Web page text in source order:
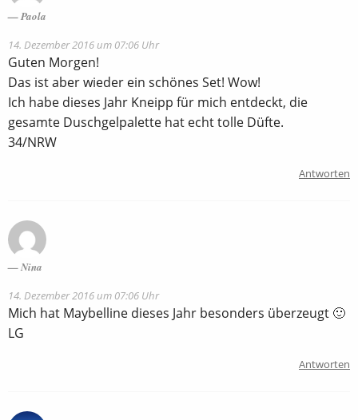
Paola
14. Dezember 2016 um 07:06 Uhr
Guten Morgen!
Das ist aber wieder ein schönes Set! Wow!
Ich habe dieses Jahr Kneipp für mich entdeckt, die
gesamte Duschgelpalette hat echt tolle Düfte.
34/NRW
Antworten
Nina
14. Dezember 2016 um 07:06 Uhr
Mich hat Maybelline dieses Jahr besonders überzeugt 🙂
LG
Antworten